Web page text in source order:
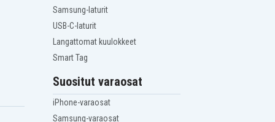
Samsung-laturit
USB-C-laturit
Langattomat kuulokkeet
Smart Tag
Suositut varaosat
iPhone-varaosat
Samsung-varaosat